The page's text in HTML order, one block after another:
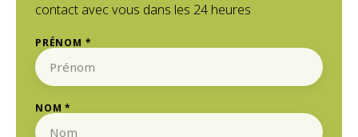
contact avec vous dans les 24 heures
PRÉNOM *
NOM *